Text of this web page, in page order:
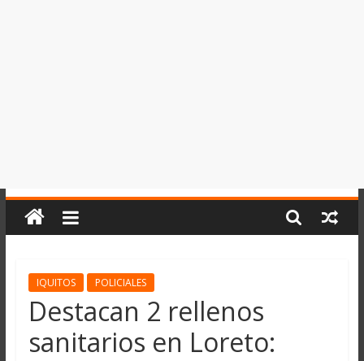
IQUITOS POLICIALES
Destacan 2 rellenos
sanitarios en Loreto: